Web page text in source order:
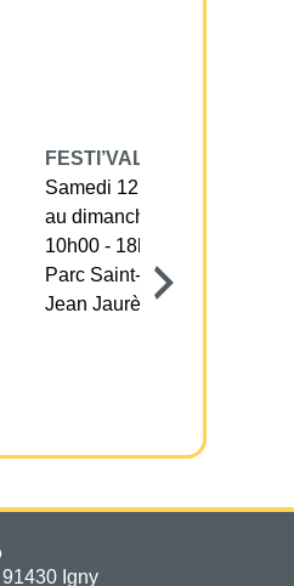
FESTI’VALLÉE
Samedi 12 Septembre
au dimanche 13 septembre
10h00 - 18h30
Parc Saint-Nicolas, avenue
Jean Jaurès
Igny